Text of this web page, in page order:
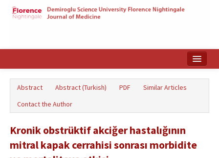
Türkçe
Abstract Abstract (Turkish) PDF
Similar Articles
Contact the Author
Kronik obstrüktif akciğer hastalığının
mitral kapak cerrahisi sonrası morbidite